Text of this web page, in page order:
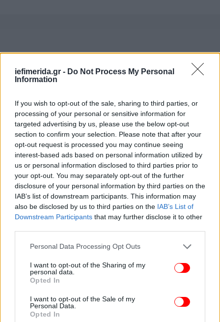
iefimerida.gr - Do Not Process My Personal
Information
If you wish to opt-out of the sale, sharing to third parties, or
processing of your personal or sensitive information for
targeted advertising by us, please use the below opt-out
section to confirm your selection. Please note that after your
opt-out request is processed you may continue seeing
interest-based ads based on personal information utilized by
us or personal information disclosed to third parties prior to
your opt-out. You may separately opt-out of the further
disclosure of your personal information by third parties on the
IAB’s list of downstream participants. This information may
also be disclosed by us to third parties on the IAB’s List of
Downstream Participants that may further disclose it to other
Please note that this website/app uses one or more Google
not limited to your visit or usage behaviour. You may click to
grant or deny consent to Google and its third-party tags to
use your data for below specified purposes in below Google
consent section.
Personal Data Processing Opt Outs
I want to opt-out of the Sharing of my
personal data.
Opted In
I want to opt-out of the Sale of my
Personal Data.
Opted In